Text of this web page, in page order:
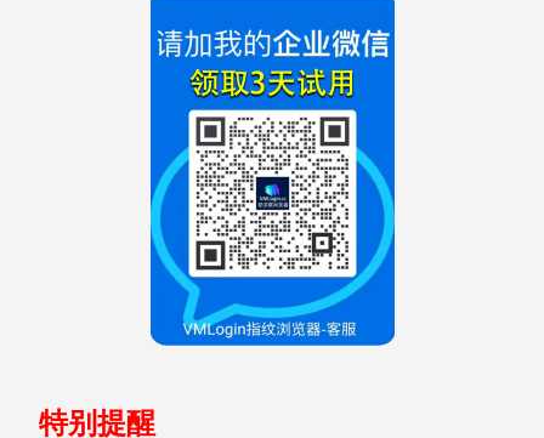
特别提醒